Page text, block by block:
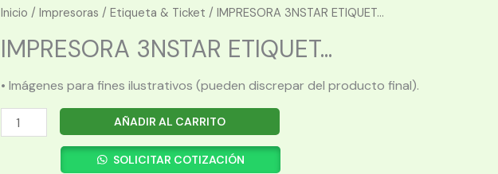
Inicio / Impresoras / Etiqueta & Ticket / IMPRESORA 3NSTAR ETIQUET...
IMPRESORA 3NSTAR ETIQUET...
• Imágenes para fines ilustrativos (pueden discrepar del producto final).
IMPRESORA
3NSTAR
AÑADIR AL CARRITO
SOLICITAR COTIZACIÓN